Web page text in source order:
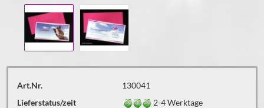
Art.Nr.
130041
Lieferstatus/zeit
2-4 Werktage